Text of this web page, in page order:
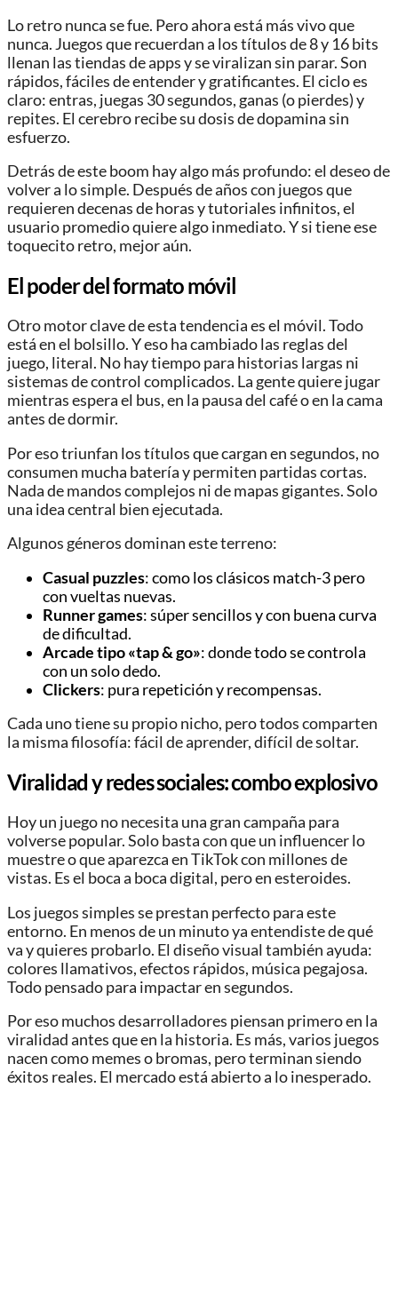
Lo retro nunca se fue. Pero ahora está más vivo que
nunca. Juegos que recuerdan a los títulos de 8 y 16 bits
llenan las tiendas de apps y se viralizan sin parar. Son
rápidos, fáciles de entender y gratificantes. El ciclo es
claro: entras, juegas 30 segundos, ganas (o pierdes) y
repites. El cerebro recibe su dosis de dopamina sin
esfuerzo.
Detrás de este boom hay algo más profundo: el deseo de
volver a lo simple. Después de años con juegos que
requieren decenas de horas y tutoriales infinitos, el
usuario promedio quiere algo inmediato. Y si tiene ese
toquecito retro, mejor aún.
El poder del formato móvil
Otro motor clave de esta tendencia es el móvil. Todo
está en el bolsillo. Y eso ha cambiado las reglas del
juego, literal. No hay tiempo para historias largas ni
sistemas de control complicados. La gente quiere jugar
mientras espera el bus, en la pausa del café o en la cama
antes de dormir.
Por eso triunfan los títulos que cargan en segundos, no
consumen mucha batería y permiten partidas cortas.
Nada de mandos complejos ni de mapas gigantes. Solo
una idea central bien ejecutada.
Algunos géneros dominan este terreno:
Casual puzzles: como los clásicos match-3 pero
con vueltas nuevas.
Runner games: súper sencillos y con buena curva
de dificultad.
Arcade tipo «tap & go»: donde todo se controla
con un solo dedo.
Clickers: pura repetición y recompensas.
Cada uno tiene su propio nicho, pero todos comparten
la misma filosofía: fácil de aprender, difícil de soltar.
Viralidad y redes sociales: combo explosivo
Hoy un juego no necesita una gran campaña para
volverse popular. Solo basta con que un influencer lo
muestre o que aparezca en TikTok con millones de
vistas. Es el boca a boca digital, pero en esteroides.
Los juegos simples se prestan perfecto para este
entorno. En menos de un minuto ya entendiste de qué
va y quieres probarlo. El diseño visual también ayuda:
colores llamativos, efectos rápidos, música pegajosa.
Todo pensado para impactar en segundos.
Por eso muchos desarrolladores piensan primero en la
viralidad antes que en la historia. Es más, varios juegos
nacen como memes o bromas, pero terminan siendo
éxitos reales. El mercado está abierto a lo inesperado.